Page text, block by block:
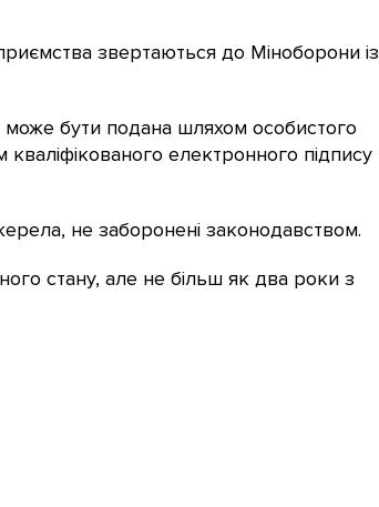
звертаються до Міноборони із
може бути подана шляхом особистого
електронного підпису
не заборонені законодавством.
стану, але не більш як два роки з